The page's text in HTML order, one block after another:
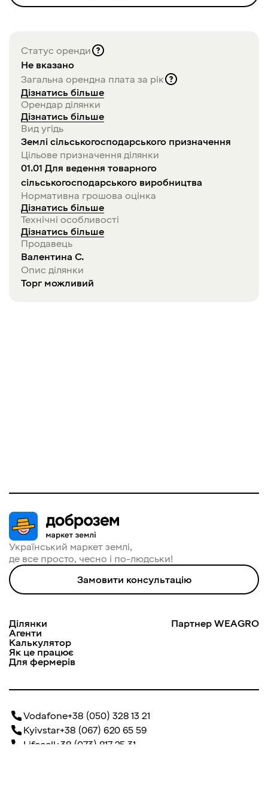
Статус оренди
Не вказано
Загальна орендна плата за рік
Дізнатись більше
Орендар ділянки
Дізнатись більше
Вид угідь
Землі сільськогосподарського призначення
Цільове призначення ділянки
01.01 Для ведення товарного
сільськогосподарського виробництва
Нормативна грошова оцінка
Дізнатись більше
Технічні особливості
Дізнатись більше
Продавець
Валентина С.
Опис ділянки
Торг можливий
Український маркет землі,
де все просто, чесно і по-людськи!
Замовити консультацію
Ділянки
Агенти
Калькулятор
Як це працює
Для фермерів
Партнер WEAGRO
Vodafone+38 (050) 328 13 21
Kyivstar+38 (067) 620 65 59
Lifecell +38 (073) 817 25 31